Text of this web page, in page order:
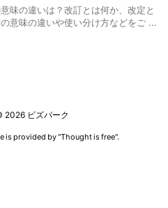
味の違いは？改訂とは何か、改定と
意味の違いや使い分け方などをご ...
2026 ビズパーク
is provided by "Thought is free".